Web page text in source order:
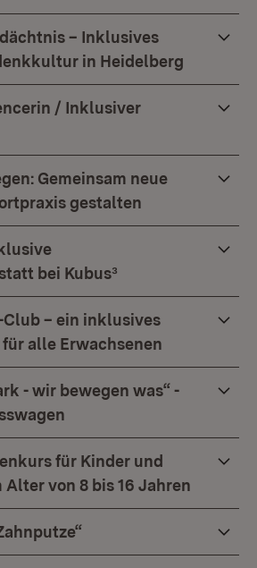
– Inklusives
in Heidelberg
/ Inklusiver
Gemeinsam neue
gestalten
bei Kubus³
– ein inklusives
alle Erwachsenen
- wir bewegen was“ -
für Kinder und
von 8 bis 16 Jahren